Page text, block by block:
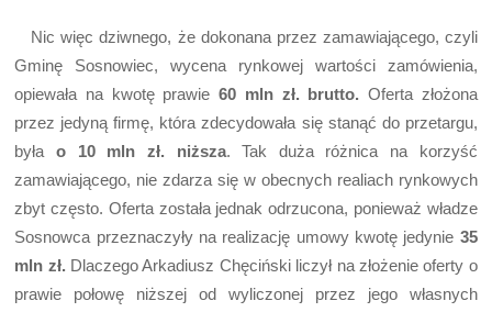
Nic więc dziwnego, że dokonana przez zamawiającego, czyli
Gminę Sosnowiec, wycena rynkowej wartości zamówienia,
opiewała na kwotę prawie60 mln zł. brutto. Oferta złożona
przez jedyną firmę, która zdecydowała się stanąć do przetargu,
byłao 10 mln zł. niższa. Tak duża różnica na korzyść
zamawiającego, nie zdarza się w obecnych realiach rynkowych
zbyt często. Oferta została jednak odrzucona, ponieważ władze
Sosnowca przeznaczyły na realizację umowy kwotę jedynie 35
mln zł. Dlaczego Arkadiusz Chęciński liczył na złożenie oferty o
prawie połowę niższej od wyliczonej przez jego własnych